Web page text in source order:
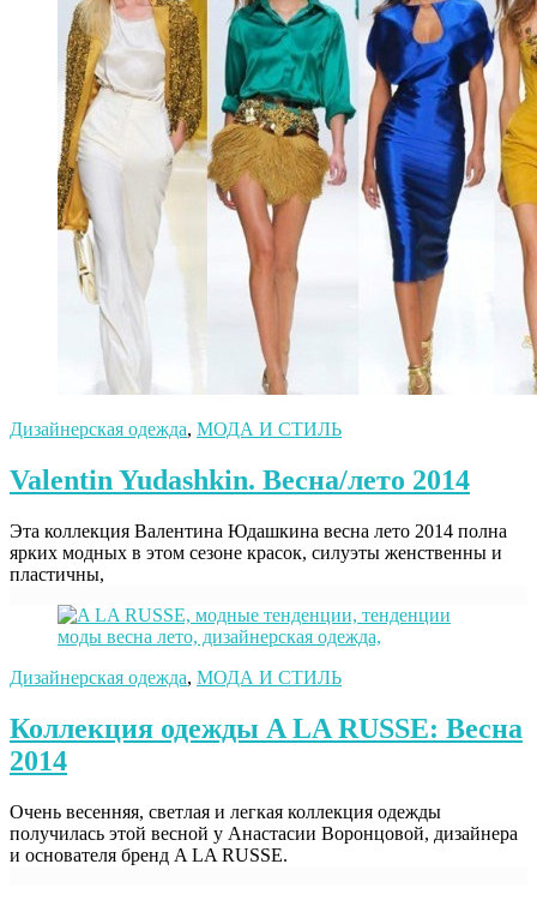
Дизайнерская одежда, МОДА И СТИЛЬ
Valentin Yudashkin. Весна/лето 2014
Эта коллекция Валентина Юдашкина весна лето 2014 полна
ярких модных в этом сезоне красок, силуэты женственны и
пластичны,
Дизайнерская одежда, МОДА И СТИЛЬ
Коллекция одежды A LA RUSSE: Весна
2014
Очень весенняя, светлая и легкая коллекция одежды
получилась этой весной у Анастасии Воронцовой, дизайнера
и основателя бренд A LA RUSSE.